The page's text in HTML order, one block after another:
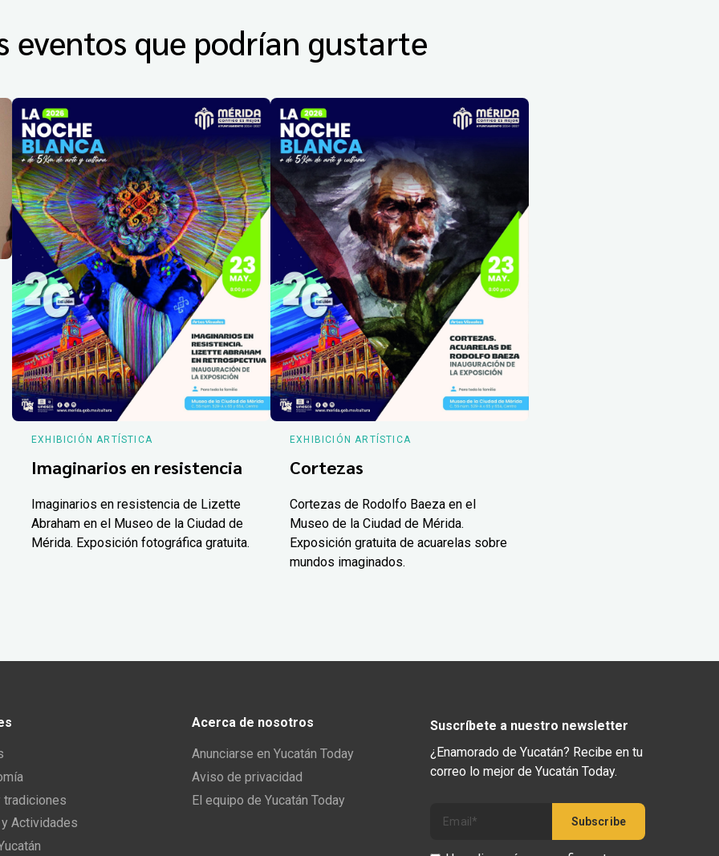
eventos que podrían gustarte
EXHIBICIÓN ARTÍSTICA
Imaginarios en resistencia
Imaginarios en resistencia de Lizette
Abraham en el Museo de la Ciudad de
Mérida. Exposición fotográfica gratuita.
EXHIBICIÓN ARTÍSTICA
Cortezas
Cortezas de Rodolfo Baeza en el
Museo de la Ciudad de Mérida.
Exposición gratuita de acuarelas sobre
mundos imaginados.
tradiciones
Actividades
Acerca de nosotros
Anunciarse en Yucatán Today
Aviso de privacidad
El equipo de Yucatán Today
Suscríbete a nuestro newsletter
¿Enamorado de Yucatán? Recibe en tu
correo lo mejor de Yucatán Today.